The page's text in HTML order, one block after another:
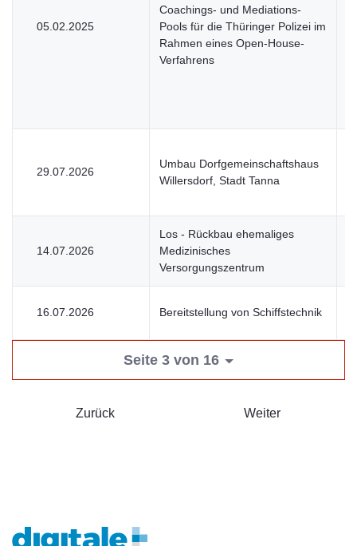
05.02.2025
Coachings- und Mediations-
Pools für die Thüringer Polizei im
Rahmen eines Open-House-
Verfahrens
29.07.2026
Umbau Dorfgemeinschaftshaus
Willersdorf, Stadt Tanna
14.07.2026
Los - Rückbau ehemaliges
Medizinisches
Versorgungszentrum
16.07.2026 Bereitstellung von Schiffstechnik
Seite 3 von 16
Zurück Weiter